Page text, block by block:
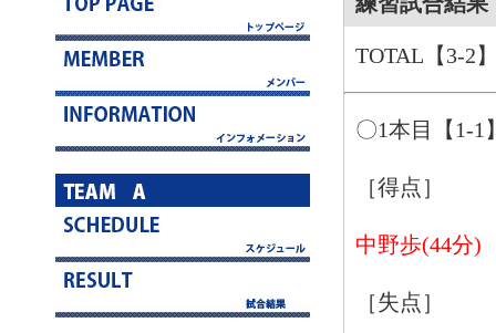
TOTAL【3-2
〇1本目【1-1
［得点］
中野歩(44分)
［失点］